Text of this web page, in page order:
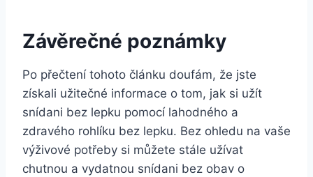
Závěrečné poznámky
Po přečtení tohoto článku doufám, že jste
získali užitečné informace o tom, jak si užít
snídani bez lepku pomocí lahodného a
zdravého rohlíku bez lepku. Bez ohledu na vaše
výživové potřeby si můžete stále užívat
chutnou a vydatnou snídani bez obav o